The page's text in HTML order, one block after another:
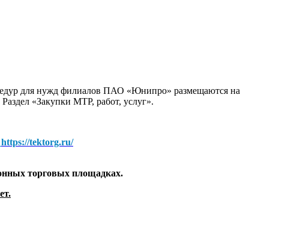
для нужд филиалов ПАО «Юнипро» размещаются на
Раздел «Закупки МТР, работ, услуг».
https://tektorg.ru/
торговых площадках.